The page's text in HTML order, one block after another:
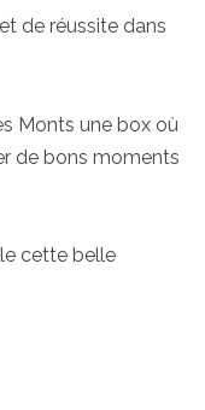
de réussite dans
Monts une box où
de bons moments
cette belle